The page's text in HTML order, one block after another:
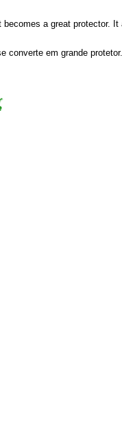
a great protector.
converte em grande